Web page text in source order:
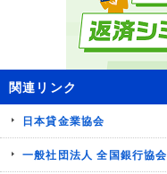
関連リンク
日本貸金業協会
一般社団法人 全国銀行協会